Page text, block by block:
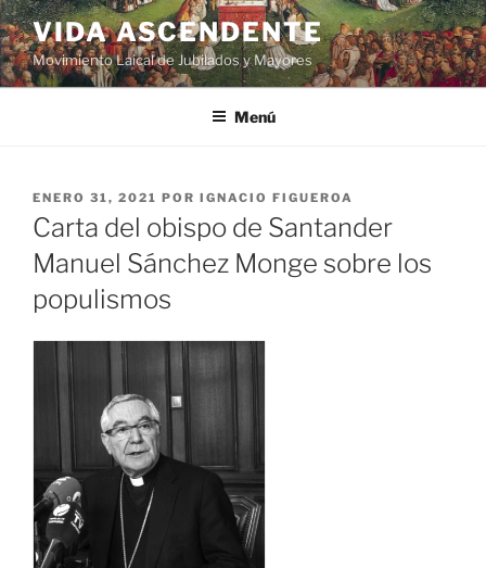
VIDA ASCENDENTE
Movimiento Laical de Jubilados y Mayores
Menú
ENERO 31, 2021 POR IGNACIO FIGUEROA
Carta del obispo de Santander
Manuel Sánchez Monge sobre los
populismos